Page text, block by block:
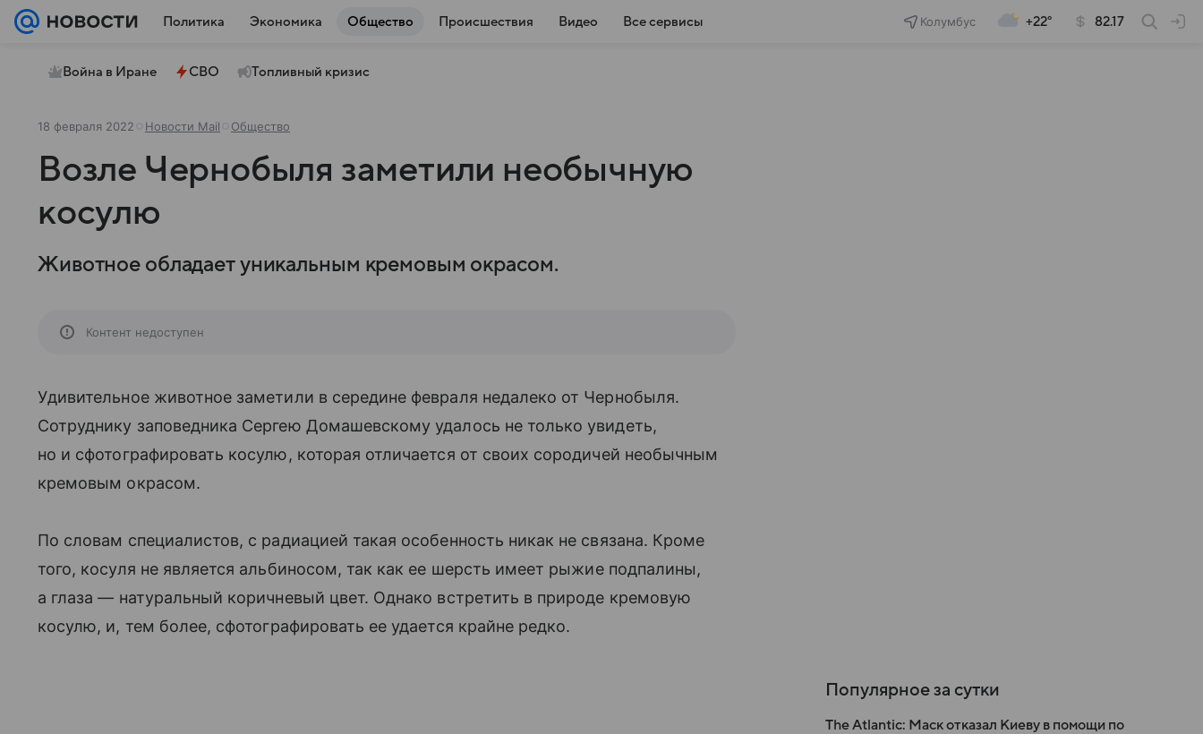
Политика Экономика Общество Происшествия Видео Все сервисы Колумбус +22° 82.17
Война в Иране СВО Топливный кризис
18 февраля 2022 Новости Mail Общество
Возле Чернобыля заметили необычную
косулю
Животное обладает уникальным кремовым окрасом.
Контент недоступен
Удивительное животное заметили в середине февраля недалеко от Чернобыля.
Сотруднику заповедника Сергею Домашевскому удалось не только увидеть,
но и сфотографировать косулю, которая отличается от своих сородичей необычным
кремовым окрасом.
По словам специалистов, с радиацией такая особенность никак не связана. Кроме
того, косуля не является альбиносом, так как ее шерсть имеет рыжие подпалины,
а глаза — натуральный коричневый цвет. Однако встретить в природе кремовую
косулю, и, тем более, сфотографировать ее удается крайне редко.
Популярное за сутки
The Atlantic: Маск отказал Киеву в помощи по